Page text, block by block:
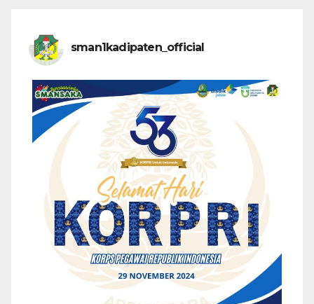
sman1kadipaten_official